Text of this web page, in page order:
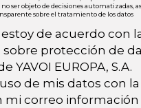
ser objeto de decisiones automatizadas,
sobre el tratamiento de los datos
de acuerdo con
protección de
YAVOI EUROPA, S.A.
de mis datos con
mi correo información